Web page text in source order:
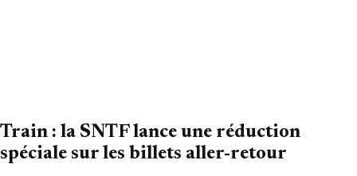
Train : la SNTF lance une réduction
spéciale sur les billets aller-retour